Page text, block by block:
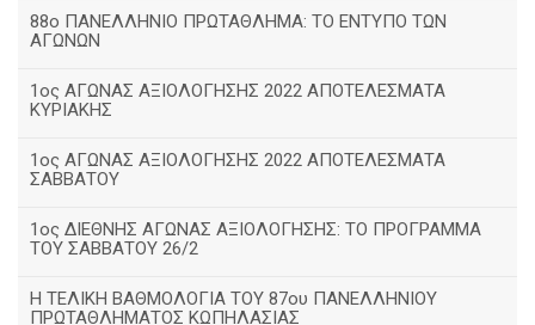
88ο ΠΑΝΕΛΛΗΝΙΟ ΠΡΩΤΑΘΛΗΜΑ: ΤΟ ΕΝΤΥΠΟ ΤΩΝ
ΑΓΩΝΩΝ
1ος ΑΓΩΝΑΣ ΑΞΙΟΛΟΓΗΣΗΣ 2022 ΑΠΟΤΕΛΕΣΜΑΤΑ
ΚΥΡΙΑΚΗΣ
1ος ΑΓΩΝΑΣ ΑΞΙΟΛΟΓΗΣΗΣ 2022 ΑΠΟΤΕΛΕΣΜΑΤΑ
ΣΑΒΒΑΤΟΥ
1ος ΔΙΕΘΝΗΣ ΑΓΩΝΑΣ ΑΞΙΟΛΟΓΗΣΗΣ: ΤΟ ΠΡΟΓΡΑΜΜΑ
ΤΟΥ ΣΑΒΒΑΤΟΥ 26/2
Η ΤΕΛΙΚΗ ΒΑΘΜΟΛΟΓΙΑ ΤΟΥ 87ου ΠΑΝΕΛΛΗΝΙΟΥ
ΠΡΩΤΑΘΛΗΜΑΤΟΣ ΚΩΠΗΛΑΣΙΑΣ